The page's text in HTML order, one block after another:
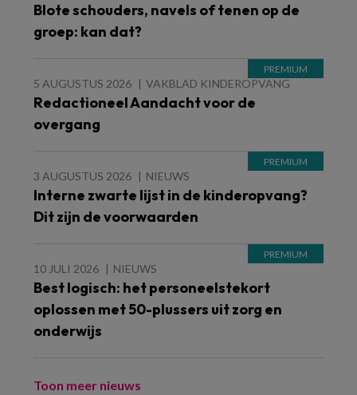
Blote schouders, navels of tenen op de
groep: kan dat?
5 AUGUSTUS 2026 VAKBLAD KINDEROPVANG
Redactioneel Aandacht voor de
overgang
3 AUGUSTUS 2026 NIEUWS
Interne zwarte lijst in de kinderopvang?
Dit zijn de voorwaarden
10 JULI 2026 NIEUWS
Best logisch: het personeelstekort
oplossen met 50-plussers uit zorg en
onderwijs
Toon meer nieuws